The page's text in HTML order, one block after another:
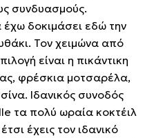
συνδυασμούς.
έχω δοκιμάσει εδώ την
Τον χειμώνα από
είναι η πικάντικη
φρέσκια μοτσαρέλα,
Ιδανικός συνοδός
τα πολύ ωραία κοκτέιλ
έχεις τον ιδανικό